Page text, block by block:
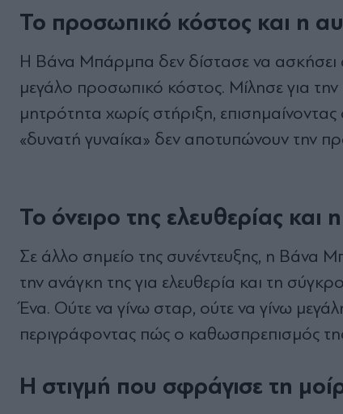
Το προσωπικό κόστος και η
Η Βάνα Μπάρμπα δεν δίστασε να ασκήσει
μεγάλο προσωπικό κόστος. Μίλησε για
μητρότητα χωρίς στήριξη,
«δυνατή γυναίκα» δεν αποτυπώνουν την
Το όνειρο της ελευθερίας
Σε άλλο σημείο της συνέντευξης, η Βάνα
την ανάγκη της για ελευθερία και τη
Ένα. Ούτε να γίνω σταρ, ούτε να γίνω
περιγράφοντας πώς ο καθωσπρεπισμός της
Η στιγμή που σφράγισε τη